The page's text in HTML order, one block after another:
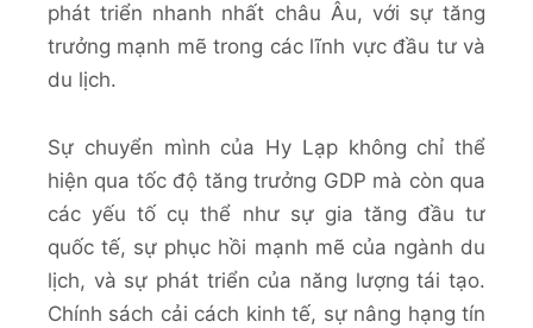
phát triển nhanh nhất châu Âu, với sự tăng
trưởng mạnh mẽ trong các lĩnh vực đầu tư và
du lịch.
Sự chuyển mình của Hy Lạp không chỉ thể
hiện qua tốc độ tăng trưởng GDP mà còn qua
các yếu tố cụ thể như sự gia tăng đầu tư
quốc tế, sự phục hồi mạnh mẽ của ngành du
lịch, và sự phát triển của năng lượng tái tạo.
Chính sách cải cách kinh tế, sự nâng hạng tín